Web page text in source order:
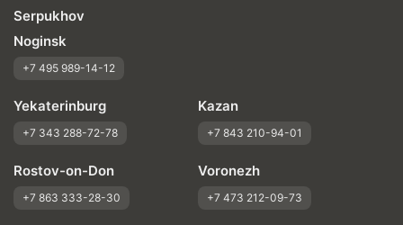
Serpukhov
Noginsk
+7 495 989-14-12
Yekaterinburg
+7 343 288-72-78
Kazan
+7 843 210-94-01
Rostov-on-Don
+7 863 333-28-30
Voronezh
+7 473 212-09-73